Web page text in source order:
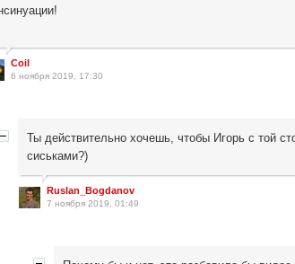
Coil
6 ноября 2019, 17:30
Ты действительно хочешь, чтобы Игорь с той
сиськами?)
Ruslan_Bogdanov
7 ноября 2019, 01:49